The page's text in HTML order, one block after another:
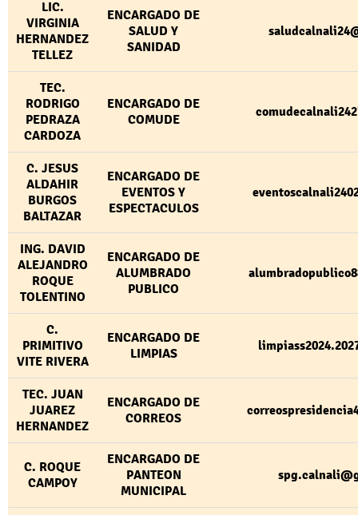
LIC.
VIRGINIA
HERNANDEZ
TELLEZ
ENCARGADO DE
SALUD Y
SANIDAD
TEC.
RODRIGO
PEDRAZA
CARDOZA
ENCARGADO DE
COMUDE
C. JESUS
ALDAHIR
BURGOS
BALTAZAR
ENCARGADO DE
EVENTOS Y
ESPECTACULOS
ING. DAVID
ALEJANDRO
ROQUE
TOLENTINO
ENCARGADO DE
ALUMBRADO
PUBLICO
C.
PRIMITIVO
VITE RIVERA
ENCARGADO DE
LIMPIAS
TEC. JUAN
JUAREZ
HERNANDEZ
ENCARGADO DE
CORREOS
C. ROQUE
CAMPOY
ENCARGADO DE
PANTEON
MUNICIPAL